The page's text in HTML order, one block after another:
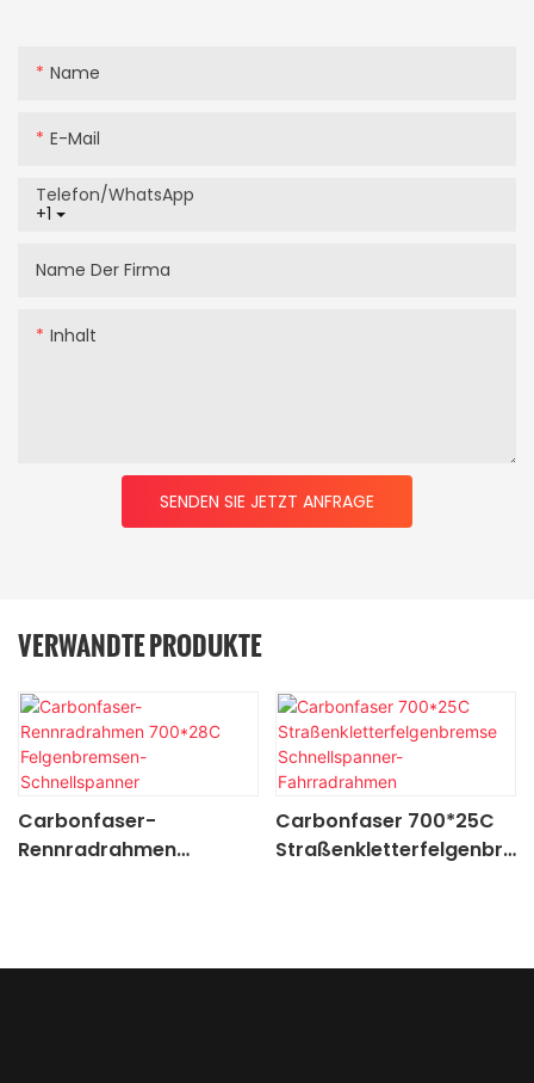
Name
E-Mail
+1
Telefon/WhatsApp
Name Der Firma
Inhalt
SENDEN SIE JETZT ANFRAGE
VERWANDTE PRODUKTE
Carbonfaser-
Rennradrahmen
Carbonfaser 700*25C
Straßenkletterfelgenbre